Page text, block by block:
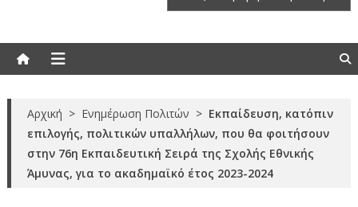
Αρχική > Ενημέρωση Πολιτών > Εκπαίδευση, κατόπιν
επιλογής, πολιτικών υπαλλήλων, που θα φοιτήσουν
στην 76η Εκπαιδευτική Σειρά της Σχολής Εθνικής
Άμυνας, για το ακαδημαϊκό έτος 2023-2024